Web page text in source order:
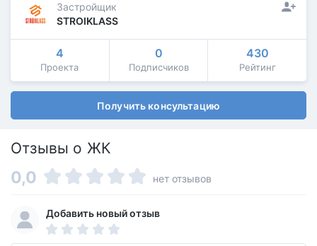
Застройщик
STROIKLASS
4
Проекта
0
Подписчиков
430
Рейтинг
Получить консультацию
Отзывы о ЖК
0,0 нет отзывов
Добавить новый отзыв